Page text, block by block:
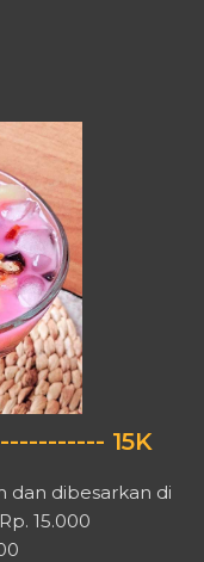
15K
dan dibesarkan di
15.000